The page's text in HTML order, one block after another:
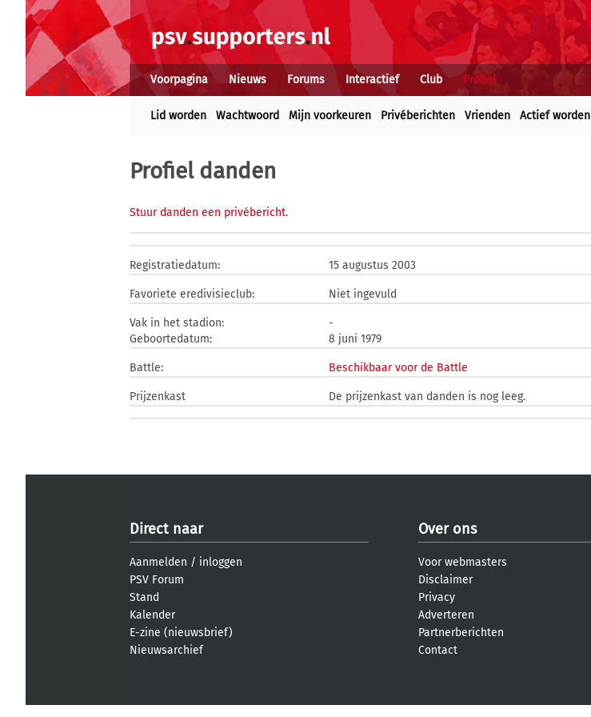
Voorpagina Nieuws Forums Interactief Club Profiel
Lid worden Wachtwoord Mijn voorkeuren Privéberichten Vrienden Actief worden
Profiel danden
Stuur danden een privébericht.
Registratiedatum: 15 augustus 2003
Favoriete eredivisieclub: Niet ingevuld
Vak in het stadion:
-
Geboortedatum:
8 juni 1979
Battle: Beschikbaar voor de Battle
Prijzenkast De prijzenkast van danden is nog leeg.
Direct naar
Aanmelden / inloggen
PSV Forum
Stand
Kalender
E-zine (nieuwsbrief)
Nieuwsarchief
Over ons
Voor webmasters
Disclaimer
Privacy
Adverteren
Partnerberichten
Contact